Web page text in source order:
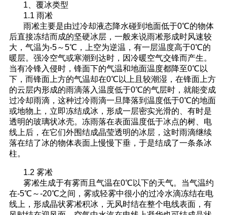
1、覆冰类型
1.1 雨凇
雨凇主要是由过冷却液态降水碰到地面低于0℃的物体
后直接冻结而成的坚硬冰层，一般来说雨凇形成时风速较
大，气温为-5～5℃，上空为逆温，有一层温度高于0℃的
暖层。强冷空气或寒潮到达时，因冷暖空气交锋而产生。
当有冷锋入侵时，锋面下的气温和地面温度都降至0℃以
下，而锋面上方的气温却在0℃以上且较潮湿，在锋面上方
的云层内形成的雨滴落入温度低于0℃的气层时，就能变成
过冷却雨滴，这种过冷雨滴一旦降落到温度低于0℃的地面
或地物上，立即冻结成冰，形成一层密实光滑的、有时是
透明的玻璃状冰壳。冻雨落在表面温度低于冰点的树、电
线上后，在它们外围结成晶莹透明的冰层，这时雨滴继续
落在结了冰的物体表面上慢慢下垂，于是结成了一条条冰
柱。
1.2 雾凇
雾凇生成于有雾而且气温在0℃以下的天气。当气温约
在-5℃～-20℃之间，雾或轻雾中很小的过冷水滴冻结在电
线上，形成晶状雾凇积冰，无风时结在整个电线表面，有